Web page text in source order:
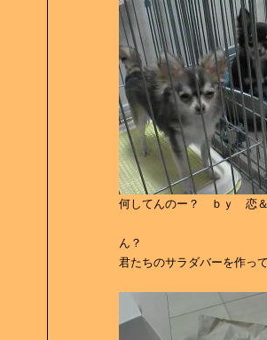
何してんのー？ ｂｙ 恋
ん？
君たちのサラダバーを作っ